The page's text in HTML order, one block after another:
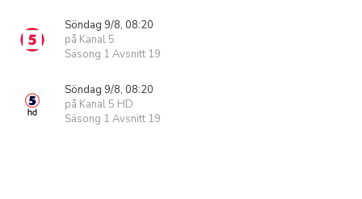
Söndag 9/8, 08:20
på Kanal 5
Säsong 1 Avsnitt 19
Söndag 9/8, 08:20
på Kanal 5 HD
Säsong 1 Avsnitt 19